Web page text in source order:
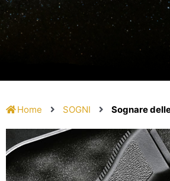
Home SOGNI Sognare